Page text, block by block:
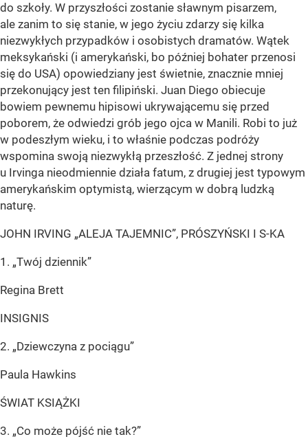
do szkoły. W przyszłości zostanie sławnym pisarzem,
ale zanim to się stanie, w jego życiu zdarzy się kilka
niezwykłych przypadków i osobistych dramatów. Wątek
meksykański (i amerykański, bo później bohater przenosi
się do USA) opowiedziany jest świetnie, znacznie mniej
przekonujący jest ten filipiński. Juan Diego obiecuje
bowiem pewnemu hipisowi ukrywającemu się przed
poborem, że odwiedzi grób jego ojca w Manili. Robi to już
w podeszłym wieku, i to właśnie podczas podróży
wspomina swoją niezwykłą przeszłość. Z jednej strony
u Irvinga nieodmiennie działa fatum, z drugiej jest typowym
amerykańskim optymistą, wierzącym w dobrą ludzką
naturę.
JOHN IRVING „ALEJA TAJEMNIC”, PRÓSZYŃSKI I S-KA
1. „Twój dziennik”
Regina Brett
INSIGNIS
2. „Dziewczyna z pociągu”
Paula Hawkins
ŚWIAT KSIĄŻKI
3. „Co może pójść nie tak?”